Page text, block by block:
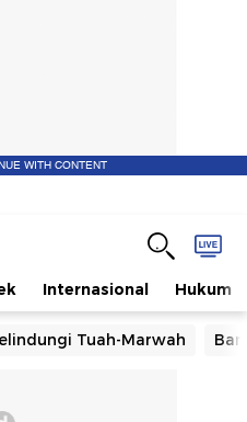
WITH CONTENT
Internasional Hukum
Tuah-Marwah